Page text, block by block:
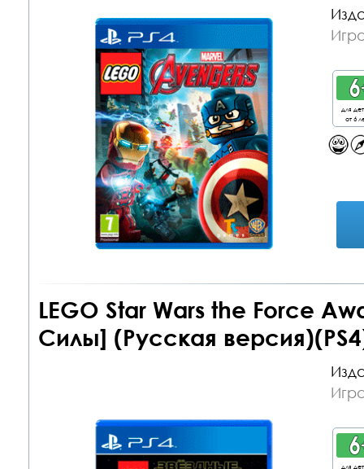
для
от 6
LEGO Star Wars the Force
Силы] (Русская
для